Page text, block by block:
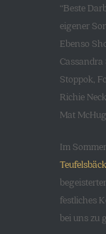
“Beste
eigener
Ebenso
Cassandra
Stoppok,
Richie
Mat
Im
Teufelsbäck
festliches
bei uns zu